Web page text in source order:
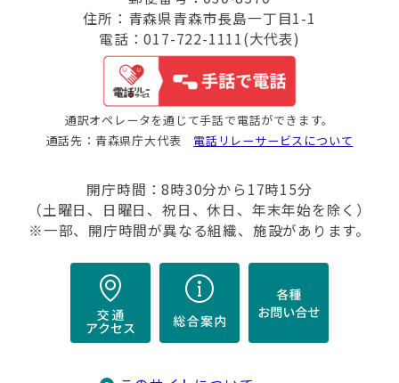
住所：青森県青森市長島一丁目1-1
電話：017-722-1111(大代表)
通訳オペレータを通じて手話で電話ができます。
通話先：青森県庁大代表 電話リレーサービスについて
開庁時間：8時30分から17時15分
（土曜日、日曜日、祝日、休日、年末年始を除く）
※一部、開庁時間が異なる組織、施設があります。